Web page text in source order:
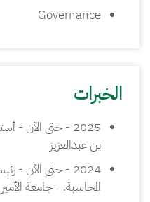
Governance
الخبرات
2025 - حتى الآن
بن عبدالعزيز
2024 - حتى الآن
المحاسبة. - جامعة